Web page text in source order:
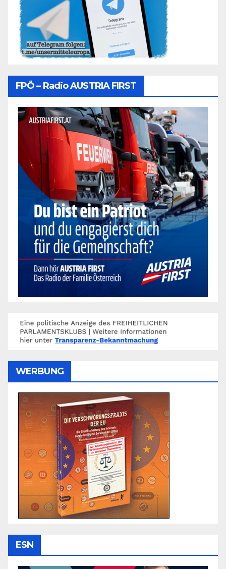
FPÖ – Radio AUSTRIA FIRST
WERBUNG
ESN